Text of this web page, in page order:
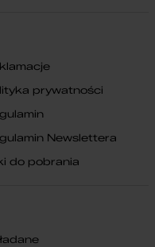
prywatności
Newslettera
do pobrania